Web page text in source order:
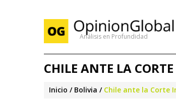
Análisis en Profundidad
CHILE ANTE LA
Inicio Bolivia Chile ante la Corte